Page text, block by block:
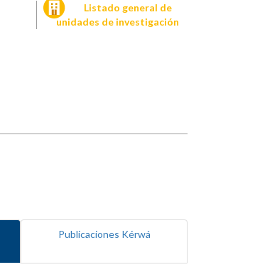
Listado general de
unidades de investigación
Publicaciones Kérwá